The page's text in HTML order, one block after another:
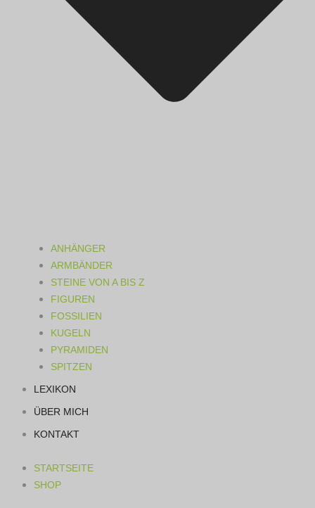
ANHÄNGER
ARMBÄNDER
STEINE VON A BIS Z
FIGUREN
FOSSILIEN
KUGELN
PYRAMIDEN
SPITZEN
LEXIKON
ÜBER MICH
KONTAKT
STARTSEITE
SHOP